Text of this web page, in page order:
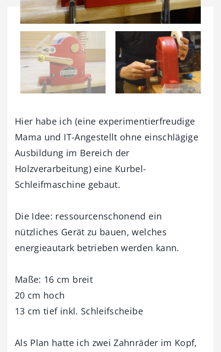
Hier habe ich (eine experimentierfreudige
Mama und IT-Angestellt ohne einschlägige
Ausbildung im Bereich der
Holzverarbeitung) eine Kurbel-
Schleifmaschine gebaut.
Die Idee: ressourcenschonend ein
nützliches Gerät zu bauen, welches
energieautark betrieben werden kann.
Maße: 16 cm breit
20 cm hoch
13 cm tief inkl. Schleifscheibe
Als Plan hatte ich zwei Zahnräder im Kopf,